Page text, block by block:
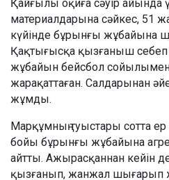
Қайғылы оқиға сәуір айында
материалдарына сәйкес, 51
күйінде бұрынғы жұбайына
Қақтығысқа қызғаныш
жұбайын бейсбол
жарақаттаған. Салдарынан
жұмды.
Марқұмның туыстары сотта
бойы бұрынғы жұбайына
айтты. Ажырасқаннан кейін
қызғанып, жанжал шығарып